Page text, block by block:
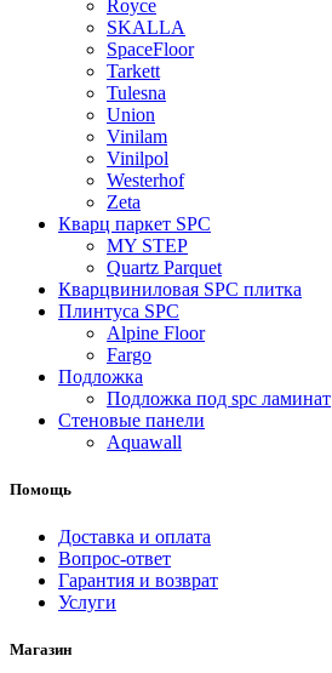
Royce
SKALLA
SpaceFloor
Tarkett
Tulesna
Union
Vinilam
Vinilpol
Westerhof
Zeta
Кварц паркет SPC
MY STEP
Quartz Parquet
Кварцвиниловая SPC плитка
Плинтуса SPC
Alpine Floor
Fargo
Подложка
Подложка под spc ламинат
Стеновые панели
Aquawall
Помощь
Доставка и оплата
Вопрос-ответ
Гарантия и возврат
Услуги
Магазин